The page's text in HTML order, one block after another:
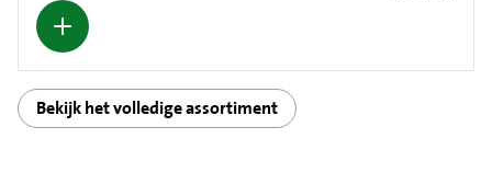
Bekijk het volledige assortiment